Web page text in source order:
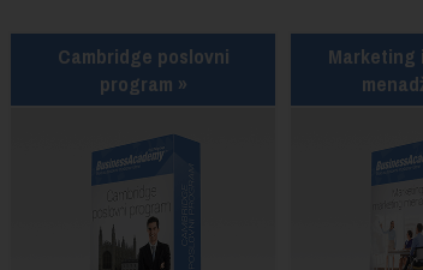
Cambridge poslovni
program »
Marketing